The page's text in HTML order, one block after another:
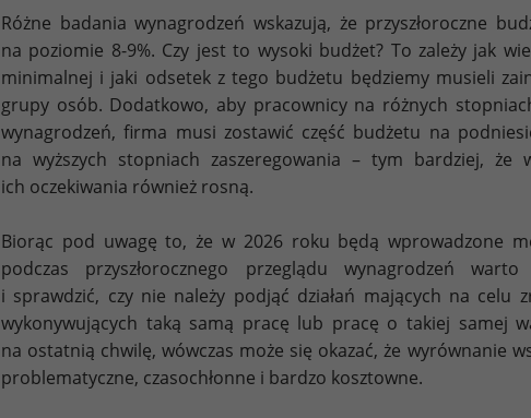
Różne badania wynagrodzeń wskazują, że przyszłoroczne
na poziomie 8-9%. Czy jest to wysoki budżet? To zależy jak
minimalnej i jaki odsetek z tego budżetu będziemy musieli
grupy osób. Dodatkowo, aby pracownicy na różnych
wynagrodzeń, firma musi zostawić część budżetu na
na wyższych stopniach zaszeregowania – tym bardziej, że
ich oczekiwania również rosną.
Biorąc pod uwagę to, że w 2026 roku będą wprowadzone
podczas przyszłorocznego przeglądu wynagrodzeń
i sprawdzić, czy nie należy podjąć działań mających na celu
wykonywujących taką samą pracę lub pracę o takiej samej
na ostatnią chwilę, wówczas może się okazać, że wyrównanie
problematyczne, czasochłonne i bardzo kosztowne.